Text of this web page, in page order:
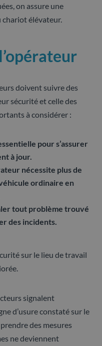
on assure une
chariot élévateur.
doivent suivre des
sécurité et celle des
à considérer :
pour s’assurer
à jour.
nécessite plus de
ordinaire en
tout problème trouvé
des incidents.
sur le lieu de travail
signalent
d’usure constaté sur le
des mesures
ne deviennent